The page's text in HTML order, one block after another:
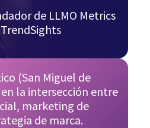
(San Miguel de
la intersección entre
marketing de
de marca.
de LLMO Metrics